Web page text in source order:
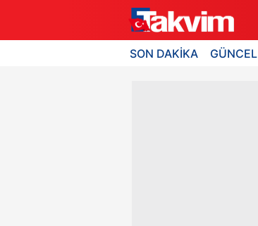
SON DAKİKA GÜNCEL